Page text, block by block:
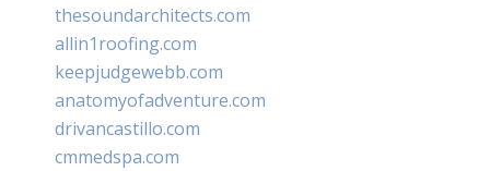
thesoundarchitects.com
allin1roofing.com
keepjudgewebb.com
anatomyofadventure.com
drivancastillo.com
cmmedspa.com